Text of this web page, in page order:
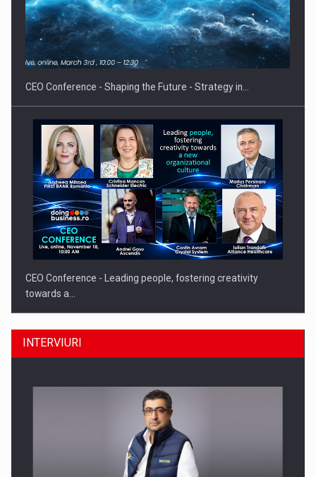
Proteinmaxxing and the Future of Protein Demand
CEO Conference - Shaping the Future - Strategy in…
CEO Conference - Leading people, fostering creativity
towards a…
INTERVIURI